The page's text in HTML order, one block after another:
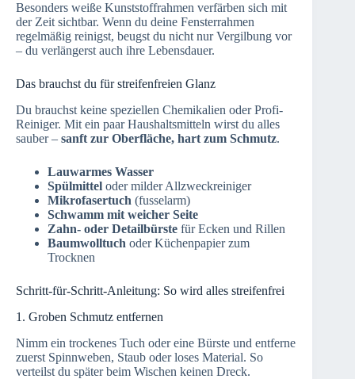
Besonders weiße Kunststoffrahmen verfärben sich mit
der Zeit sichtbar. Wenn du deine Fensterrahmen
regelmäßig reinigst, beugst du nicht nur Vergilbung vor
– du verlängerst auch ihre Lebensdauer.
Das brauchst du für streifenfreien Glanz
Du brauchst keine speziellen Chemikalien oder Profi-
Reiniger. Mit ein paar Haushaltsmitteln wirst du alles
sauber – sanft zur Oberfläche, hart zum Schmutz.
Lauwarmes Wasser
Spülmittel oder milder Allzweckreiniger
Mikrofasertuch (fusselarm)
Schwamm mit weicher Seite
Zahn- oder Detailbürste für Ecken und Rillen
Baumwolltuch oder Küchenpapier zum
Trocknen
Schritt-für-Schritt-Anleitung: So wird alles streifenfrei
1. Groben Schmutz entfernen
Nimm ein trockenes Tuch oder eine Bürste und entferne
zuerst Spinnweben, Staub oder loses Material. So
verteilst du später beim Wischen keinen Dreck.